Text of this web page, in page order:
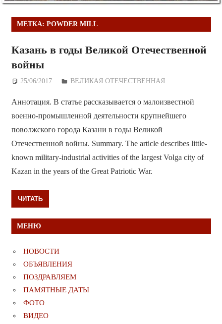
МЕТКА: POWDER MILL
Казань в годы Великой Отечественной
войны
25/06/2017 Дежурный по Редакции
ВЕЛИКАЯ ОТЕЧЕСТВЕННАЯ
Аннотация. В статье рассказывается о малоизвестной
военно-промышленной деятельности крупнейшего
поволжского города Казани в годы Великой
Отечественной войны. Summary. The article describes little-
known military-industrial activities of the largest Volga city of
Kazan in the years of the Great Patriotic War.
ЧИТАТЬ
МЕНЮ
НОВОСТИ
ОБЪЯВЛЕНИЯ
ПОЗДРАВЛЯЕМ
ПАМЯТНЫЕ ДАТЫ
ФОТО
ВИДЕО